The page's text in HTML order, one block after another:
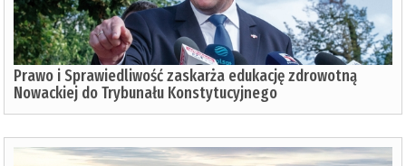
Prawo i Sprawiedliwość zaskarża edukację zdrowotną
Nowackiej do Trybunału Konstytucyjnego